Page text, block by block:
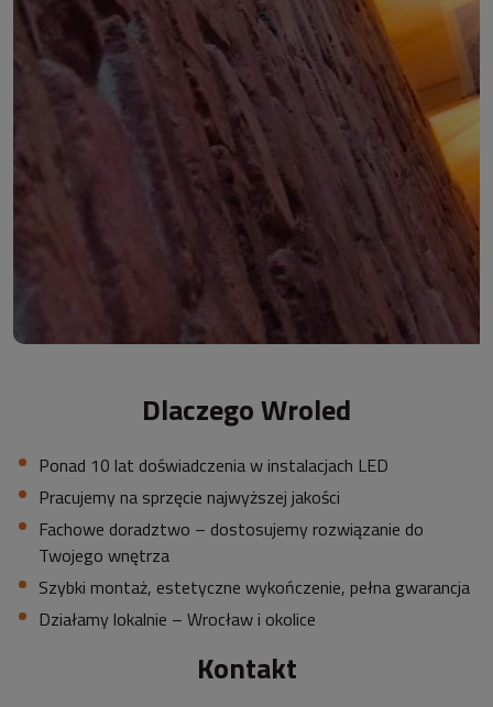
Dlaczego Wroled
Ponad 10 lat doświadczenia w instalacjach LED
Pracujemy na sprzęcie najwyższej jakości
Fachowe doradztwo – dostosujemy rozwiązanie do
Twojego wnętrza
Szybki montaż, estetyczne wykończenie, pełna gwarancja
Działamy lokalnie – Wrocław i okolice
Kontakt